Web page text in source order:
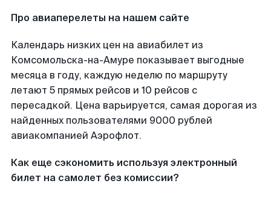
Про авиаперелеты на нашем сайте
Календарь низких цен на авиабилет из
Комсомольска-на-Амуре показывает выгодные
месяца в году, каждую неделю по маршруту
летают 5 прямых рейсов и 10 рейсов с
пересадкой. Цена варьируется, самая дорогая из
найденных пользователями 9000 рублей
авиакомпанией Аэрофлот.
Как еще сэкономить используя электронный
билет на самолет без комиссии?